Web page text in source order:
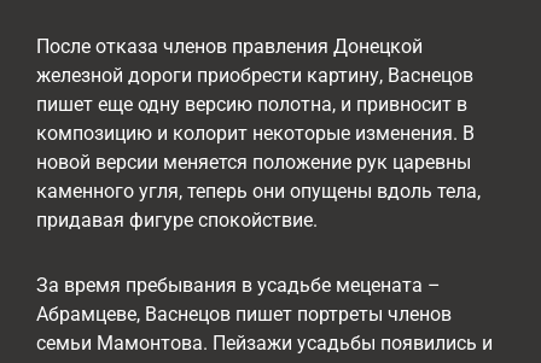
После отказа членов правления Донецкой
железной дороги приобрести картину, Васнецов
пишет еще одну версию полотна, и привносит в
композицию и колорит некоторые изменения. В
новой версии меняется положение рук царевны
каменного угля, теперь они опущены вдоль тела,
придавая фигуре спокойствие.
За время пребывания в усадьбе мецената –
Абрамцеве, Васнецов пишет портреты членов
семьи Мамонтова. Пейзажи усадьбы появились и